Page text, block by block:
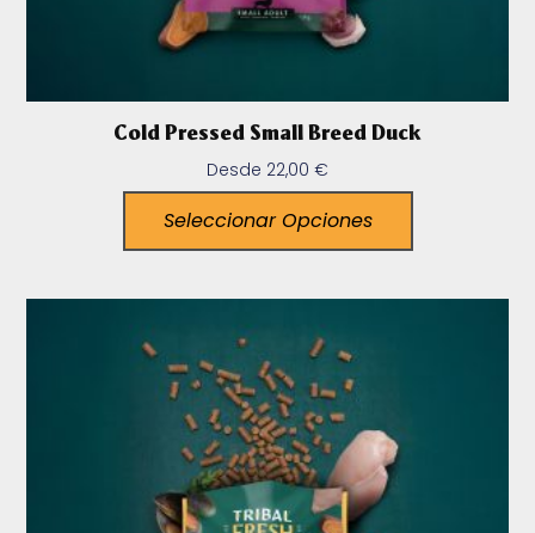
Cold Pressed Small Breed Duck
Desde 22,00 €
Seleccionar Opciones